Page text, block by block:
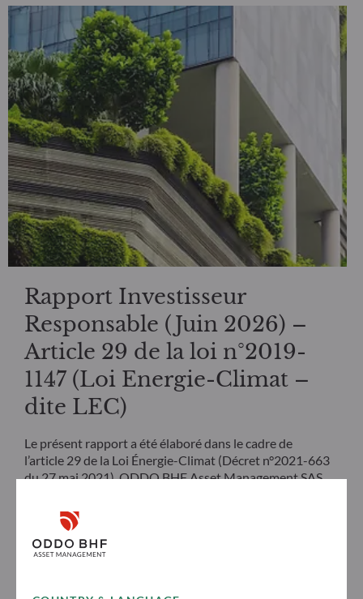
Rapport Investisseur
Responsable (Juin 2026) –
Article 29 de la loi n°2019-
1147 (Loi Energie-Climat –
dite LEC)
Le présent rapport a été élaboré dans le cadre de
l’article 29 de la Loi Énergie-Climat (Décret n°2021-663
du 27 mai 2021). ODDO BHF Asset Management SAS
dans ses stratégies d’investissement, les critères
environnementaux, sociaux et de gouvernance (ESG) et
les moyens employés pour contribuer à la transition
énergétique. Le présent rapport respecte les